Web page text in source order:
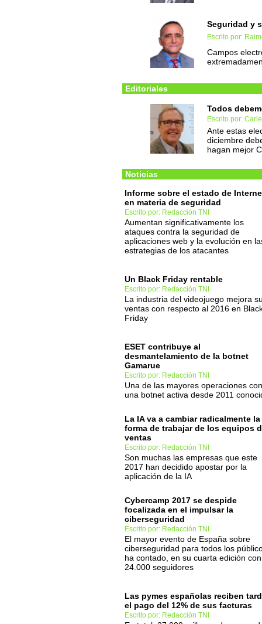
Seguridad y
Escrito por:
Campos
Editoriales
Todos
Escrito por:
Ante estas
diciembre
hagan mejor
Noticias
Informe sobre el estado de
en materia de seguridad
Escrito por: Redacción TNI
Aumentan significativamente los
ataques contra la seguridad de
aplicaciones web y la evolución en
estrategias de los atacantes
Un Black Friday rentable
Escrito por: Redacción TNI
La industria del videojuego mejora
ventas con respecto al 2016 en
Friday
ESET contribuye al
desmantelamiento de la botnet
Gamarue
Escrito por: Redacción TNI
Una de las mayores operaciones
una botnet activa desde 2011
La IA va a cambiar radicalmente la
forma de trabajar de los equipos
ventas
Escrito por: Redacción TNI
Son muchas las empresas que este
2017 han decidido apostar por la
aplicación de la IA
Cybercamp 2017 se despide
focalizada en el impulsar la
ciberseguridad
Escrito por: Redacción TNI
El mayor evento de España sobre
ciberseguridad para todos los
ha contado, en su cuarta edición con
24.000 seguidores
Las pymes españolas reciben
el pago del 12% de sus facturas
Escrito por: Redacción TNI